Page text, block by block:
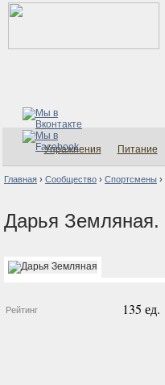
Упражнения Питание
Главная › Сообщество › Спортсмены ›
Дарья Земляная.
Рейтинг 135 ед.